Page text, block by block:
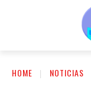
HOME NOTICIAS